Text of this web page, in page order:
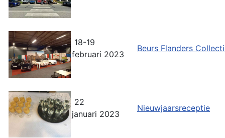
18-19
februari 2023
Beurs Flanders
22
januari 2023
Nieuwjaarsreceptie